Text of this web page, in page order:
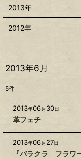
2013年6月
5件
2013年06月 30日
革フェチ
2013年06月 27日
『バラクラ フラワ
2013年
2012年